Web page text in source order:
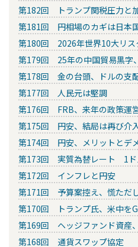
第182回 トランプ関税圧力と
第181回 円相場のカギは日本
第180回 2026年世界10大リス
第179回 25年の中国貿易黒字
第178回 金の台頭、ドルの支
第177回 人民元は堅調
第176回 FRB、来年の政策運
第175回 円安、結局は再び介
第174回 円安、メリットとデ
第173回 実質為替レート 1ド
第172回 インフレと円安
第171回 予算案控え、慌ただ
第170回 トランプ氏、米中を
第169回 ヘッジファンド資産
第168回 通貨スワップ協定